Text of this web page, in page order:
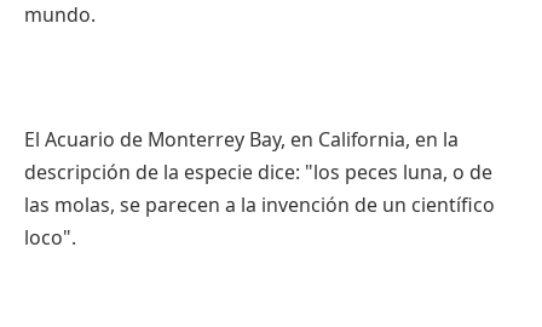
mundo.
El Acuario de Monterrey Bay, en California, en la
descripción de la especie dice: "los peces luna, o de
las molas, se parecen a la invención de un científico
loco".